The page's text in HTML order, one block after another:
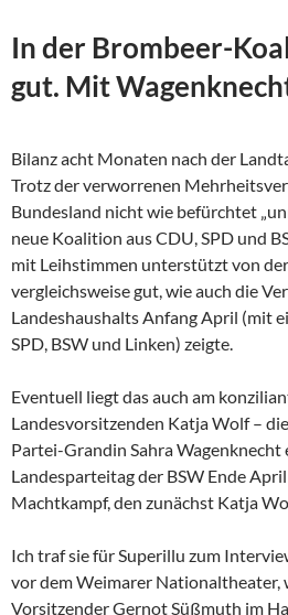
In der Brombeer-
gut. Mit
Bilanz acht Monaten nach der
Trotz der verworrenen
Bundesland nicht wie befürchtet
neue Koalition aus CDU, SPD und
mit Leihstimmen unterstützt von
vergleichsweise gut, wie auch die
Landeshaushalts Anfang April (mit
SPD, BSW und Linken) zeigte.
Eventuell liegt das auch am
Landesvorsitzenden Katja Wolf –
Partei-Grandin Sahra Wagenknecht
Landesparteitag der BSW Ende
Machtkampf, den zunächst Katja
Ich traf sie für Superillu zum
vor dem Weimarer Nationaltheater,
Vorsitzender Gernot Süßmuth im